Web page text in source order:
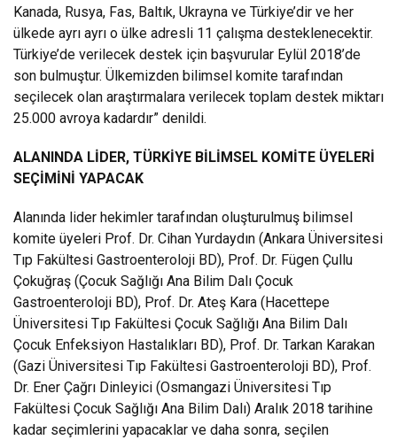
Kanada, Rusya, Fas, Baltık, Ukrayna ve Türkiye’dir ve her
ülkede ayrı ayrı o ülke adresli 11 çalışma desteklenecektir.
Türkiye’de verilecek destek için başvurular Eylül 2018’de
son bulmuştur. Ülkemizden bilimsel komite tarafından
seçilecek olan araştırmalara verilecek toplam destek miktarı
25.000 avroya kadardır” denildi.
ALANINDA LİDER, TÜRKİYE BİLİMSEL KOMİTE ÜYELERİ
SEÇİMİNİ YAPACAK
Alanında lider hekimler tarafından oluşturulmuş bilimsel
komite üyeleri Prof. Dr. Cihan Yurdaydın (Ankara Üniversitesi
Tıp Fakültesi Gastroenteroloji BD), Prof. Dr. Fügen Çullu
Çokuğraş (Çocuk Sağlığı Ana Bilim Dalı Çocuk
Gastroenteroloji BD), Prof. Dr. Ateş Kara (Hacettepe
Üniversitesi Tıp Fakültesi Çocuk Sağlığı Ana Bilim Dalı
Çocuk Enfeksiyon Hastalıkları BD), Prof. Dr. Tarkan Karakan
(Gazi Üniversitesi Tıp Fakültesi Gastroenteroloji BD), Prof.
Dr. Ener Çağrı Dinleyici (Osmangazi Üniversitesi Tıp
Fakültesi Çocuk Sağlığı Ana Bilim Dalı) Aralık 2018 tarihine
kadar seçimlerini yapacaklar ve daha sonra, seçilen